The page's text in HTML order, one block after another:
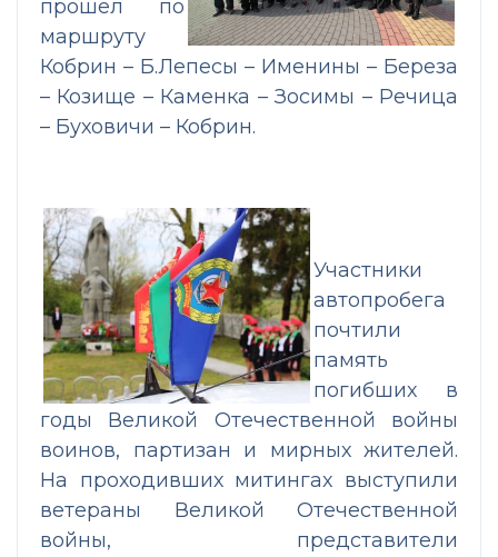
прошел по
маршруту
Кобрин – Б.Лепесы – Именины – Береза
– Козище – Каменка – Зосимы – Речица
– Буховичи – Кобрин.
Участники
автопробега
почтили
память
погибших в
годы Великой Отечественной войны
воинов, партизан и мирных жителей.
На проходивших митингах выступили
ветераны Великой Отечественной
войны, представители